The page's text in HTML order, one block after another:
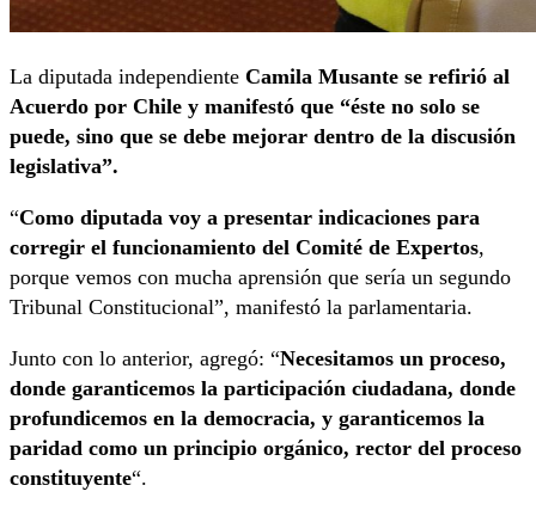
La diputada independiente Camila Musante se refirió al
Acuerdo por Chile y manifestó que “éste no solo se
puede, sino que se debe mejorar dentro de la discusión
legislativa”.
“Como diputada voy a presentar indicaciones para
corregir el funcionamiento del Comité de Expertos,
porque vemos con mucha aprensión que sería un segundo
Tribunal Constitucional”, manifestó la parlamentaria.
Junto con lo anterior, agregó: “Necesitamos un proceso,
donde garanticemos la participación ciudadana, donde
profundicemos en la democracia, y garanticemos la
paridad como un principio orgánico, rector del proceso
constituyente“.